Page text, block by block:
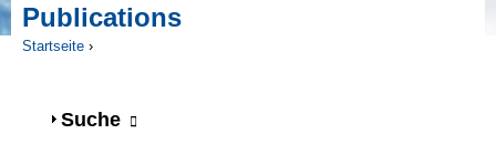
Publications
Startseite ›
Anzeigen
Suche